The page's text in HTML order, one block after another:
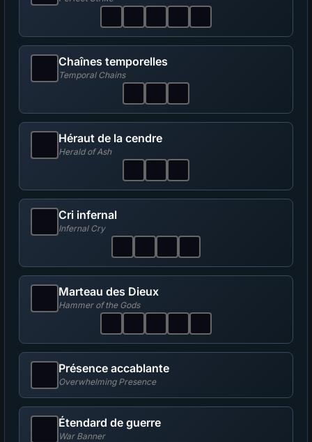
Chaînes temporelles
Temporal Chains
Héraut de la cendre
Herald of Ash
Cri infernal
Infernal Cry
Marteau des Dieux
Hammer of the Gods
Présence accablante
Overwhelming Presence
Étendard de guerre
War Banner